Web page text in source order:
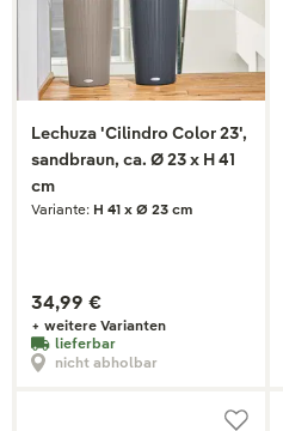
Lechuza 'Cilindro Color 23',
sandbraun, ca. Ø 23 x H 41
cm
Variante: H 41 x Ø 23 cm
34,99 €
+ weitere Varianten
lieferbar
nicht abholbar